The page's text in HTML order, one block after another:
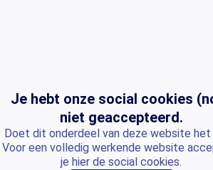
Je hebt onze social cookies
niet geaccepteerd.
Doet dit onderdeel van deze website het
Voor een volledig werkende website
je hier de social cookies.